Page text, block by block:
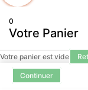
0
Votre Panier
Votre panier est vide
Continuer